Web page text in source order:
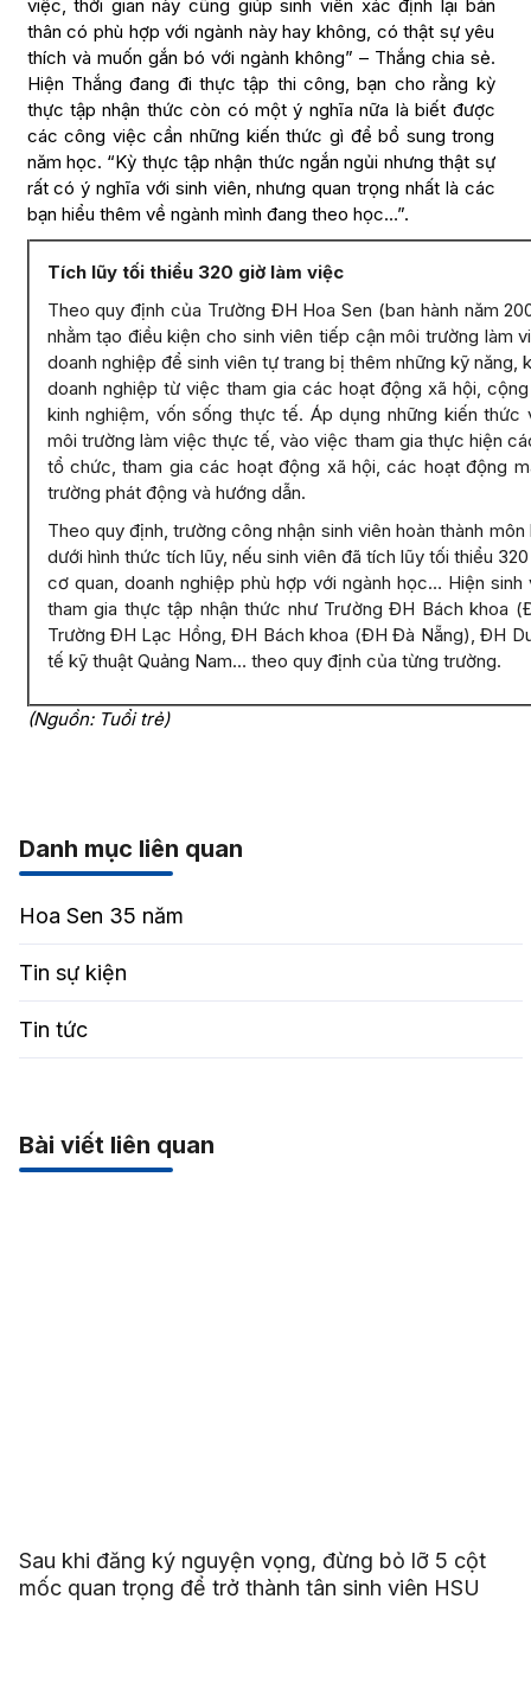
việc, thời gian này cũng giúp sinh viên xác định lại bản
thân có phù hợp với ngành này hay không, có thật sự yêu
thích và muốn gắn bó với ngành không” – Thắng chia sẻ.
Hiện Thắng đang đi thực tập thi công, bạn cho rằng kỳ
thực tập nhận thức còn có một ý nghĩa nữa là biết được
các công việc cần những kiến thức gì để bổ sung trong
năm học. “Kỳ thực tập nhận thức ngắn ngủi nhưng thật sự
rất có ý nghĩa với sinh viên, nhưng quan trọng nhất là các
bạn hiểu thêm về ngành mình đang theo học…”.
Tích lũy tối thiểu 320 giờ làm việc
Theo quy định của Trường ĐH Hoa Sen (ban hành năm
nhằm tạo điều kiện cho sinh viên tiếp cận môi trường làm
doanh nghiệp để sinh viên tự trang bị thêm những kỹ năng,
doanh nghiệp từ việc tham gia các hoạt động xã hội,
kinh nghiệm, vốn sống thực tế. Áp dụng những kiến thức
môi trường làm việc thực tế, vào việc tham gia thực hiện
tổ chức, tham gia các hoạt động xã hội, các hoạt động
trường phát động và hướng dẫn.
Theo quy định, trường công nhận sinh viên hoàn thành
dưới hình thức tích lũy, nếu sinh viên đã tích lũy tối thiểu
cơ quan, doanh nghiệp phù hợp với ngành học… Hiện
tham gia thực tập nhận thức như Trường ĐH Bách khoa
Trường ĐH Lạc Hồng, ĐH Bách khoa (ĐH Đà Nẵng), ĐH
tế kỹ thuật Quảng Nam… theo quy định của từng trường.
(Nguồn: Tuổi trẻ)
Danh mục liên quan
Hoa Sen 35 năm
Tin sự kiện
Tin tức
Bài viết liên quan
Sau khi đăng ký nguyện vọng, đừng bỏ lỡ 5 cột
mốc quan trọng để trở thành tân sinh viên HSU